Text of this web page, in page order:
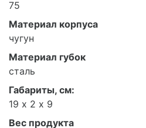
75
Материал корпуса
чугун
Материал губок
сталь
Габариты, см:
19 х 2 х 9
Вес продукта